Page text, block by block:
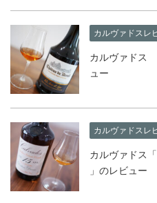
カルヴァドスレ
カルヴァドス
ュー
カルヴァドスレ
カルヴァドス
」のレビュー